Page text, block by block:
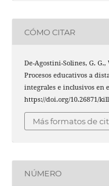
CÓMO CITAR
De-Agostini-Solines, G.
Procesos educativos a
integrales e inclusivos en
https://doi.org/10.26871/
Más formatos de
NÚMERO